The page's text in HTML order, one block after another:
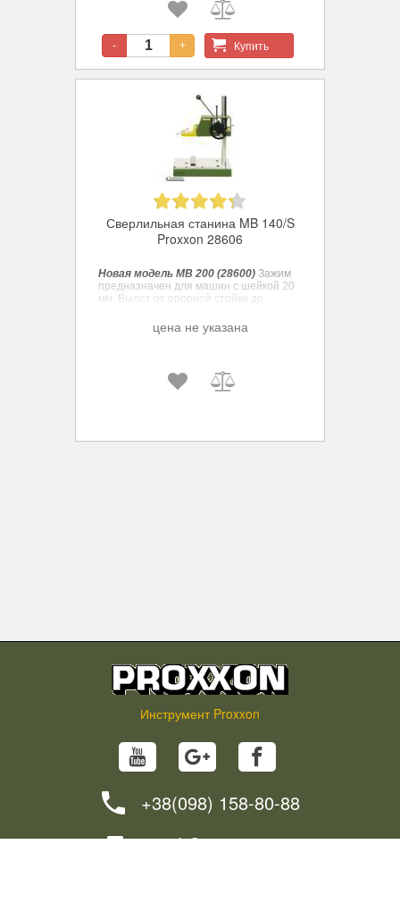
- + Купить
Сверлильная станина MB 140/S
Proxxon 28606
Новая модель МВ 200 (28600) Зажим
предназначен для машин с шейкой 20
мм.
Вылет от опорной стойки до
цена не указана
Инструмент Proxxon
+38(098) 158-80-88
info@proxxon.in.ua